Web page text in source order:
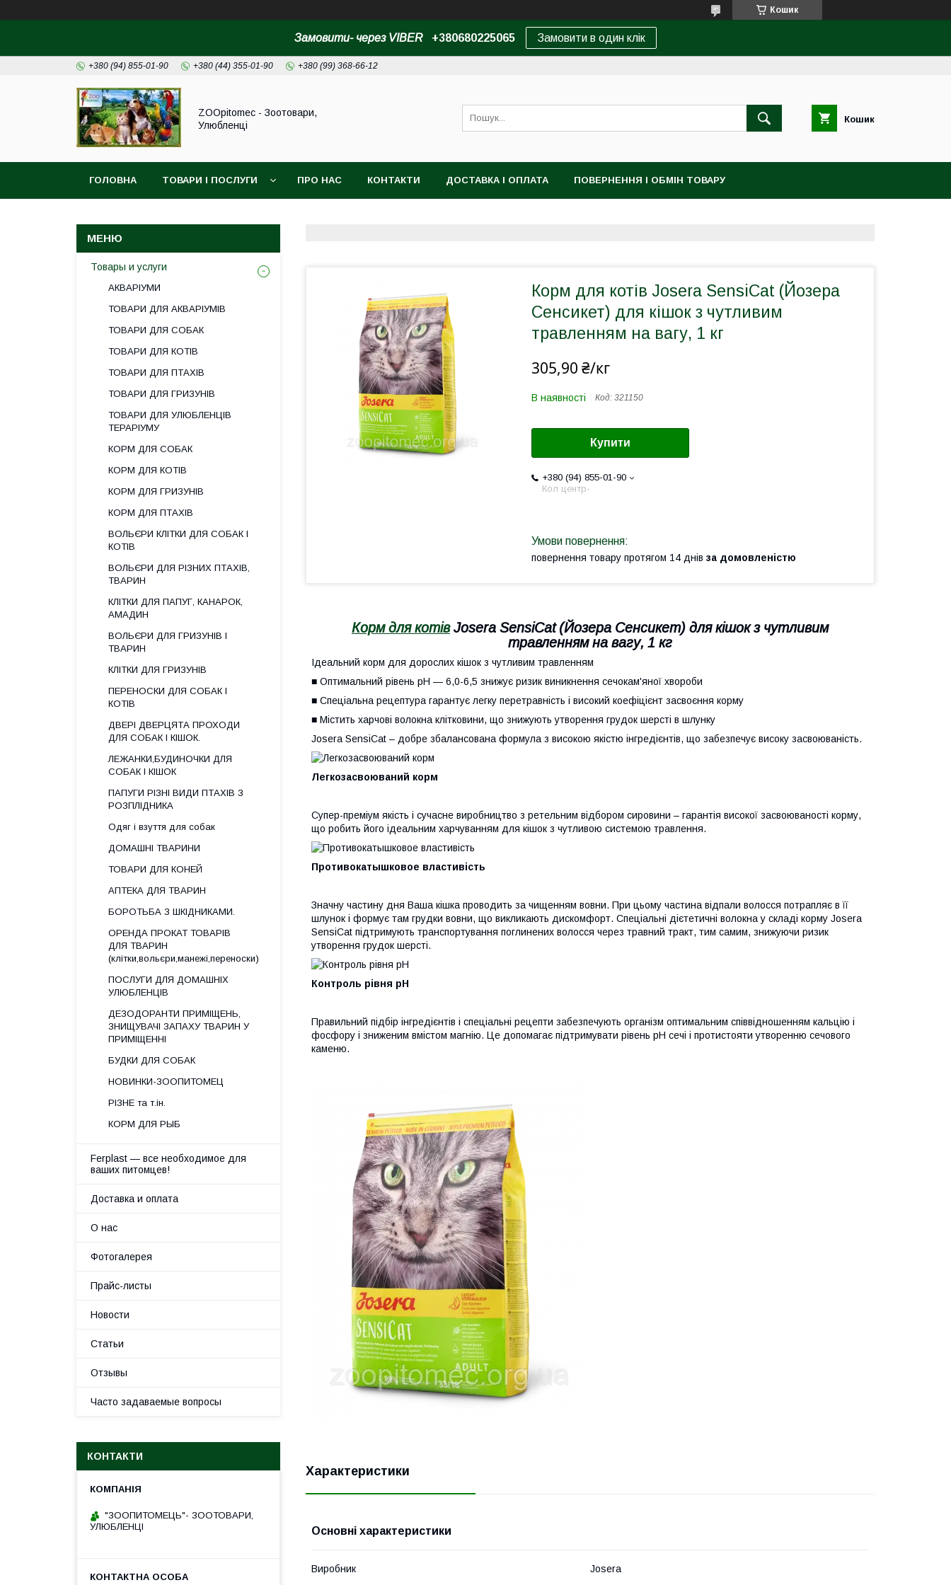
Кошик
Замовити- через VIBER +380680225065 Замовити в один клік
+380 (94) 855-01-90 +380 (44) 355-01-90 +380 (99) 368-66-12
ZOOpitomec - Зоотовари,
Улюбленці
Кошик
ГОЛОВНА ТОВАРИ І ПОСЛУГИ ПРО НАС КОНТАКТИ ДОСТАВКА І ОПЛАТА ПОВЕРНЕННЯ І ОБМІН ТОВАРУ
Корм для котів Josera SensiCat (Йозера
Сенсикет) для кішок з чутливим
травленням на вагу, 1 кг
305,90 ₴/кг
В наявності Код: 321150
Купити
+380 (94) 855-01-90
Кол центр-
повернення товару протягом 14 днів за домовленістю
Корм для котівJosera SensiCat (Йозера Сенсикет) для кішок з чутливим
травленням на вагу, 1 кг
Ідеальний корм для дорослих кішок з чутливим травленням
■ Оптимальний рівень pH ― 6,0-6,5 знижує ризик виникнення сечокам'яної хвороби
■ Спеціальна рецептура гарантує легку перетравність і високий коефіцієнт засвоєння корму
■ Містить харчові волокна клітковини, що знижують утворення грудок шерсті в шлунку
Josera SensiCat – добре збалансована формула з високою якістю інгредієнтів, що забезпечує високу засвоюваність.
Легкозасвоюваний корм
Супер-преміум якість і сучасне виробництво з ретельним відбором сировини – гарантія високої засвоюваності корму,
що робить його ідеальним харчуванням для кішок з чутливою системою травлення.
Противокатышковое властивість
Значну частину дня Ваша кішка проводить за чищенням вовни. При цьому частина відпали волосся потрапляє в її
шлунок і формує там грудки вовни, що викликають дискомфорт. Спеціальні дієтетичні волокна у складі корму Josera
SensiCat підтримують транспортування поглинених волосся через травний тракт, тим самим, знижуючи ризик
утворення грудок шерсті.
Контроль рівня pH
Правильний підбір інгредієнтів і спеціальні рецепти забезпечують організм оптимальним співвідношенням кальцію і
фосфору і зниженим вмістом магнію. Це допомагає підтримувати рівень pH сечі і протистояти утворенню сечового
каменю.
Характеристики
Основні характеристики
Виробник Josera
Товары и услуги
АКВАРІУМИ
ТОВАРИ ДЛЯ АКВАРІУМІВ
ТОВАРИ ДЛЯ СОБАК
ТОВАРИ ДЛЯ КОТІВ
ТОВАРИ ДЛЯ ПТАХІВ
ТОВАРИ ДЛЯ ГРИЗУНІВ
ТОВАРИ ДЛЯ УЛЮБЛЕНЦІВ
ТЕРАРІУМУ
КОРМ ДЛЯ СОБАК
КОРМ ДЛЯ КОТІВ
КОРМ ДЛЯ ГРИЗУНІВ
КОРМ ДЛЯ ПТАХІВ
ВОЛЬЄРИ КЛІТКИ ДЛЯ СОБАК І
КОТІВ
ВОЛЬЄРИ ДЛЯ РІЗНИХ ПТАХІВ,
ТВАРИН
КЛІТКИ ДЛЯ ПАПУГ, КАНАРОК,
АМАДИН
ВОЛЬЄРИ ДЛЯ ГРИЗУНІВ І
ТВАРИН
КЛІТКИ ДЛЯ ГРИЗУНІВ
ПЕРЕНОСКИ ДЛЯ СОБАК І
КОТІВ
ДВЕРІ ДВЕРЦЯТА ПРОХОДИ
ДЛЯ СОБАК І КІШОК.
ЛЕЖАНКИ,БУДИНОЧКИ ДЛЯ
СОБАК І КІШОК
ПАПУГИ РІЗНІ ВИДИ ПТАХІВ З
РОЗПЛІДНИКА
Одяг і взуття для собак
ДОМАШНІ ТВАРИНИ
ТОВАРИ ДЛЯ КОНЕЙ
АПТЕКА ДЛЯ ТВАРИН
БОРОТЬБА З ШКІДНИКАМИ.
ОРЕНДА ПРОКАТ ТОВАРІВ
ДЛЯ ТВАРИН
(клітки,вольєри,манежі,переноски)
ПОСЛУГИ ДЛЯ ДОМАШНІХ
УЛЮБЛЕНЦІВ
ДЕЗОДОРАНТИ ПРИМІЩЕНЬ,
ЗНИЩУВАЧІ ЗАПАХУ ТВАРИН У
ПРИМІЩЕННІ
БУДКИ ДЛЯ СОБАК
НОВИНКИ-ЗООПИТОМЕЦ
РІЗНЕ та т.ін.
КОРМ ДЛЯ РЫБ
Ferplast — все необходимое для
ваших питомцев!
Доставка и оплата
О нас
Фотогалерея
Прайс-листы
Новости
Статьи
Отзывы
Часто задаваемые вопросы
КОНТАКТИ
"ЗООПИТОМЕЦЬ"- ЗООТОВАРИ,
УЛЮБЛЕНЦІ